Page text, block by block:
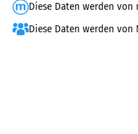
Diese Daten werden
Diese Daten werden von